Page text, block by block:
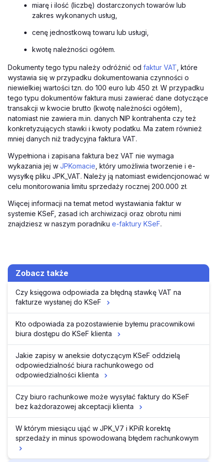
miarę i ilość (liczbę) dostarczonych towarów lub
zakres wykonanych usług,
cenę jednostkową towaru lub usługi,
kwotę należności ogółem.
Dokumenty tego typu należy odróżnić od faktur VAT , które
wystawia się w przypadku dokumentowania czynności o
niewielkiej wartości tzn. do 100 euro lub 450 zł. W przypadku
tego typu dokumentów faktura musi zawierać dane dotyczące
transakcji w kwocie brutto (kwotę należności ogółem),
natomiast nie zawiera m.in. danych NIP kontrahenta czy też
konkretyzujących stawki i kwoty podatku. Ma zatem również
mniej danych niż tradycyjna faktura VAT.
Wypełniona i zapisana faktura bez VAT nie wymaga
wykazania jej w JPKomacie , który umożliwia tworzenie i e-
wysyłkę pliku JPK_VAT. Należy ją natomiast ewidencjonować w
celu monitorowania limitu sprzedaży rocznej 200.000 zł.
Więcej informacji na temat metod wystawiania faktur w
systemie KSeF, zasad ich archiwizacji oraz obrotu nimi
znajdziesz w naszym poradniku e-faktury KSeF.
Zobacz także
Czy księgowa odpowiada za błędną stawkę VAT na
fakturze wysłanej do KSeF
Kto odpowiada za pozostawienie byłemu pracownikowi
biura dostępu do KSeF klienta
Jakie zapisy w aneksie dotyczącym KSeF oddzielą
odpowiedzialność biura rachunkowego od
odpowiedzialności klienta
Czy biuro rachunkowe może wysyłać faktury do KSeF
bez każdorazowej akceptacji klienta
W którym miesiącu ująć w JPK_V7 i KPiR korektę
sprzedaży in minus spowodowaną błędem rachunkowym